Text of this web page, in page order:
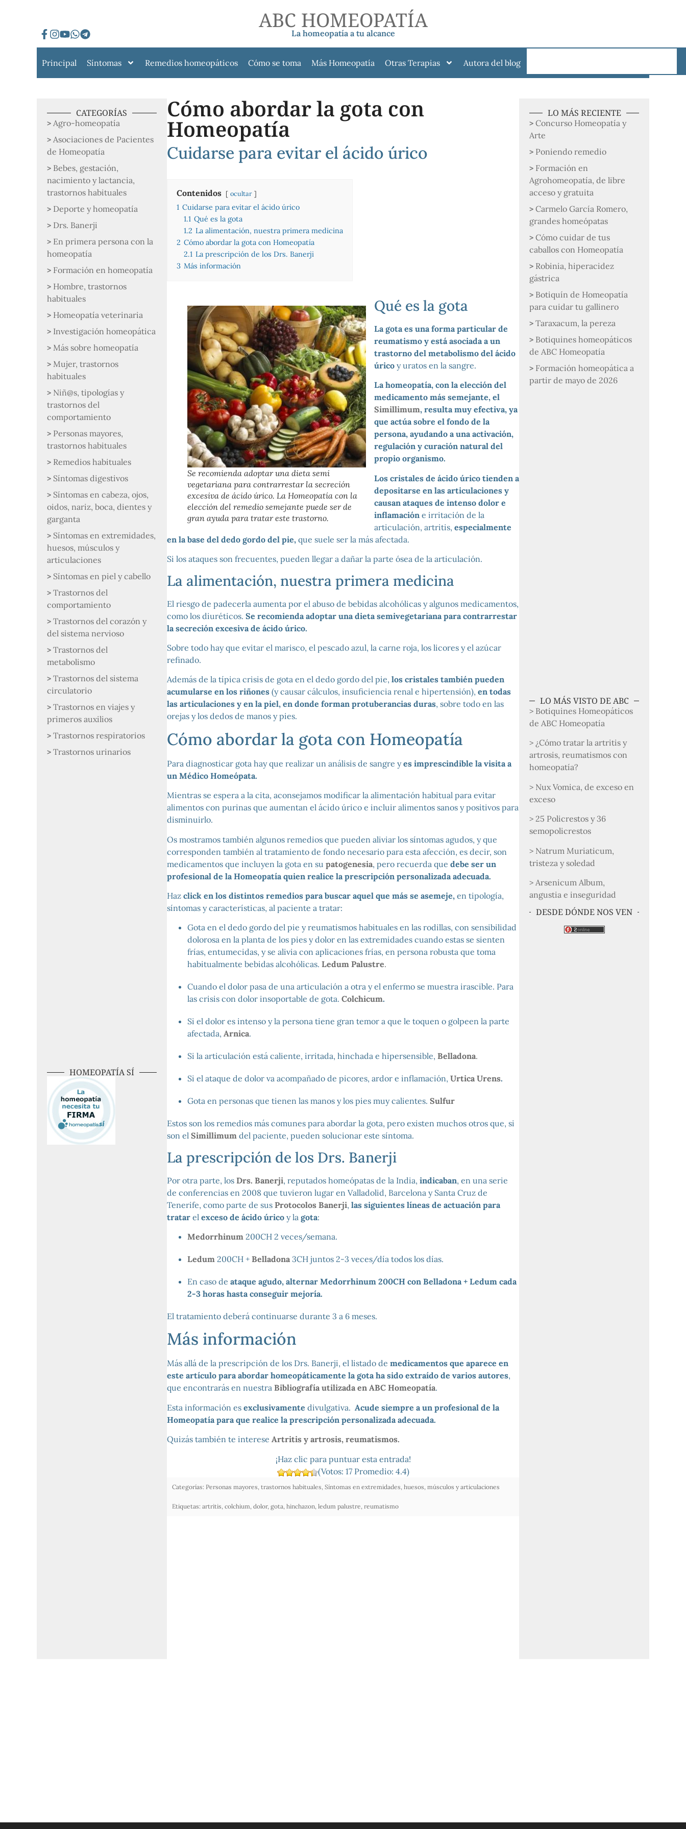
ABC HOMEOPATÍA
La homeopatía a tu alcance
Principal Síntomas Remedios homeopáticos Cómo se toma Más Homeopatía Otras Terapias Autora del blog
CATEGORÍAS
Agro-homeopatía
Asociaciones de Pacientes
de Homeopatía
Bebes, gestación,
nacimiento y lactancia,
trastornos habituales
Deporte y homeopatía
Drs. Banerji
En primera persona con la
homeopatía
Formación en homeopatía
Hombre, trastornos
habituales
Homeopatía veterinaria
Investigación homeopática
Más sobre homeopatía
Mujer, trastornos
habituales
Niñ@s, tipologías y
trastornos del
comportamiento
Personas mayores,
trastornos habituales
Remedios habituales
Síntomas digestivos
Síntomas en cabeza, ojos,
oidos, nariz, boca, dientes y
garganta
Síntomas en extremidades,
huesos, músculos y
articulaciones
Síntomas en piel y cabello
Trastornos del
comportamiento
Trastornos del corazón y
del sistema nervioso
Trastornos del
metabolismo
Trastornos del sistema
circulatorio
Trastornos en viajes y
primeros auxilios
Trastornos respiratorios
Trastornos urinarios
HOMEOPATÍA SÍ
Cómo abordar la gota con
Homeopatía
Cuidarse para evitar el ácido úrico
Contenidos ocultar
1 Cuidarse para evitar el ácido úrico
1.1 Qué es la gota
1.2 La alimentación, nuestra primera medicina
2 Cómo abordar la gota con Homeopatía
2.1 La prescripción de los Drs. Banerji
3 Más información
Se recomienda adoptar una dieta semi
vegetariana para contrarrestar la secreción
excesiva de ácido úrico. La Homeopatía con la
elección del remedio semejante puede ser de
gran ayuda para tratar este trastorno.
Qué es la gota
La gota es una forma particular de
reumatismo y está asociada a un
trastorno del metabolismo del ácido
úrico y uratos en la sangre.
La homeopatía, con la elección del
medicamento más semejante, el
Simillimum, resulta muy efectiva, ya
que actúa sobre el fondo de la
persona, ayudando a una activación,
regulación y curación natural del
propio organismo.
Los cristales de ácido úrico tienden a
depositarse en las articulaciones y
causan ataques de intenso dolor e
inflamacióne irritación de la
articulación, artritis, especialmente
en la base del dedo gordo del pie, que suele ser la más afectada.
Si los ataques son frecuentes, pueden llegar a dañar la parte ósea de la articulación.
La alimentación, nuestra primera medicina
El riesgo de padecerla aumenta por el abuso de bebidas alcohólicas y algunos medicamentos,
como los diuréticos. Se recomienda adoptar una dieta semivegetariana para contrarrestar
la secreción excesiva de ácido úrico.
Sobre todo hay que evitar el marisco, el pescado azul, la carne roja, los licores y el azúcar
refinado.
Además de la típica crisis de gota en el dedo gordo del pie, los cristales también pueden
acumularse en los riñones(y causar cálculos, insuficiencia renal e hipertensión), en todas
las articulaciones y en la piel, en donde forman protuberancias duras, sobre todo en las
orejas y los dedos de manos y pies.
Cómo abordar la gota con Homeopatía
Para diagnosticar gota hay que realizar un análisis de sangre yes imprescindible la visita a
un Médico Homeópata.
Mientras se espera a la cita, aconsejamos modificar la alimentación habitual para evitar
alimentos con purinas que aumentan el ácido úrico e incluir alimentos sanos y positivos para
disminuirlo.
Os mostramos también algunos remedios que pueden aliviar los síntomas agudos, y que
corresponden también al tratamiento de fondo necesario para esta afección, es decir, son
medicamentos que incluyen la gota en su patogenesia, pero recuerda que debe ser un
profesional de la Homeopatía quien realice la prescripción personalizada adecuada.
Haz click en los distintos remedios para buscar aquel que más se asemeje, en tipología,
síntomas y características, al paciente a tratar:
Gota en el dedo gordo del pie y reumatismos habituales en las rodillas, con sensibilidad
dolorosa en la planta de los pies y dolor en las extremidades cuando estas se sienten
frías, entumecidas, y se alivia con aplicaciones frías, en persona robusta que toma
habitualmente bebidas alcohólicas. Ledum Palustre.
Cuando el dolor pasa de una articulación a otra y el enfermo se muestra irascible. Para
las crisis con dolor insoportable de gota. Colchicum.
Si el dolor es intenso y la persona tiene gran temor a que le toquen o golpeen la parte
afectada, Arnica.
Si la articulación está caliente, irritada, hinchada e hipersensible, Belladona.
Si el ataque de dolor va acompañado de picores, ardor e inflamación, Urtica Urens.
Gota en personas que tienen las manos y los pies muy calientes. Sulfur
Estos son los remedios más comunes para abordar la gota, pero existen muchos otros que, si
son el Simillimumdel paciente, pueden solucionar este síntoma.
La prescripción de los Drs. Banerji
Por otra parte, los Drs. Banerji, reputados homeópatas de la India, indicaban, en una serie
de conferencias en 2008 que tuvieron lugar en Valladolid, Barcelona y Santa Cruz de
Tenerife, como parte de sus Protocolos Banerji, las siguientes líneas de actuación para
tratarel exceso de ácido úricoy la gota:
Medorrhinum200CH 2 veces/semana.
Ledum200CH + Belladona3CH juntos 2-3 veces/día todos los días.
En caso de ataque agudo, alternar Medorrhinum 200CH con Belladona + Ledum cada
2-3 horas hasta conseguir mejoría.
El tratamiento deberá continuarse durante 3 a 6 meses.
Más información
Más allá de la prescripción de los Drs. Banerji, el listado de medicamentos que aparece en
este artículo para abordar homeopáticamente la gota ha sido extraído de varios autores,
que encontrarás en nuestra Bibliografía utilizada en ABC Homeopatía.
Esta información es exclusivamente divulgativa. Acude siempre a un profesional de la
Homeopatía para que realice la prescripción personalizada adecuada.
Quizás también te interese Artritis y artrosis, reumatismos.
¡Haz clic para puntuar esta entrada!
(Votos: 17Promedio: 4.4)
Categorías: Personas mayores, trastornos habituales Síntomas en extremidades, huesos, músculos y articulaciones
Etiquetas: artritis colchium dolor, gota hinchazon, ledum palustre reumatismo
LO MÁS RECIENTE
Concurso Homeopatía y
Arte
Poniendo remedio
Formación en
Agrohomeopatía, de libre
acceso y gratuita
Carmelo García Romero,
grandes homeópatas
Cómo cuidar de tus
caballos con Homeopatía
Robinia, hiperacidez
gástrica
Botiquín de Homeopatía
para cuidar tu gallinero
Taraxacum, la pereza
Botiquines homeopáticos
de ABC Homeopatía
Formación homeopática a
partir de mayo de 2026
LO MÁS VISTO DE ABC
> Botiquines Homeopáticos
de ABC Homeopatía
> ¿Cómo tratar la artritis y
artrosis, reumatismos con
homeopatía?
> Nux Vomica, de exceso en
exceso
> 25 Policrestos y 36
semopolicrestos
> Natrum Muriaticum,
tristeza y soledad
> Arsenicum Album,
angustia e inseguridad
DESDE DÓNDE NOS VEN